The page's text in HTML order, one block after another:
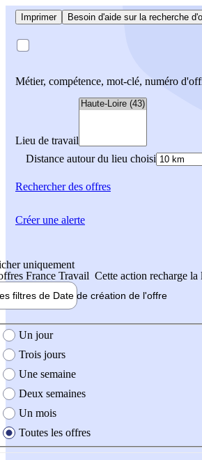
Imprimer Besoin d'aide sur la recherche
Métier, compétence, mot-clé, numéro
Lieu de travail
Distance autour du lieu choisi
Rechercherdes offres
uniquement
France Travail Cette action recharge la
filtres de Date de création de l'offre
création de l'offre
Un jour
Trois jours
Une semaine
Deux semaines
Un mois
Toutes les offres
Créer une alerte